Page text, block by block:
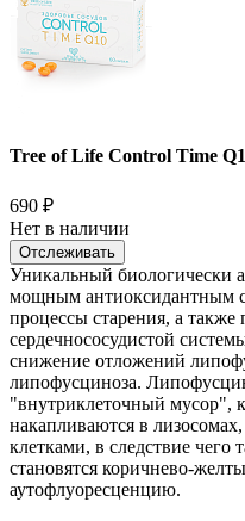
Tree of Life Control Time
690 ₽
Нет в наличии
Отслеживать
Уникальный биологически
мощным антиоксидантным
процессы старения, а
сердечнососудистой
снижение отложений
липофусциноза.
"внутриклеточный мусор",
накапливаются в
клетками, в следствие чего
становятся коричнево-
аутофлуоресценцию.